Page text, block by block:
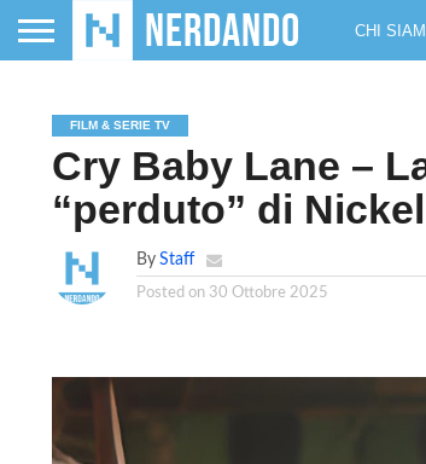
CHI
FILM & SERIE TV
Cry Baby Lane –
“perduto” di
By Staff
Posted on 30 Ottobre 2025